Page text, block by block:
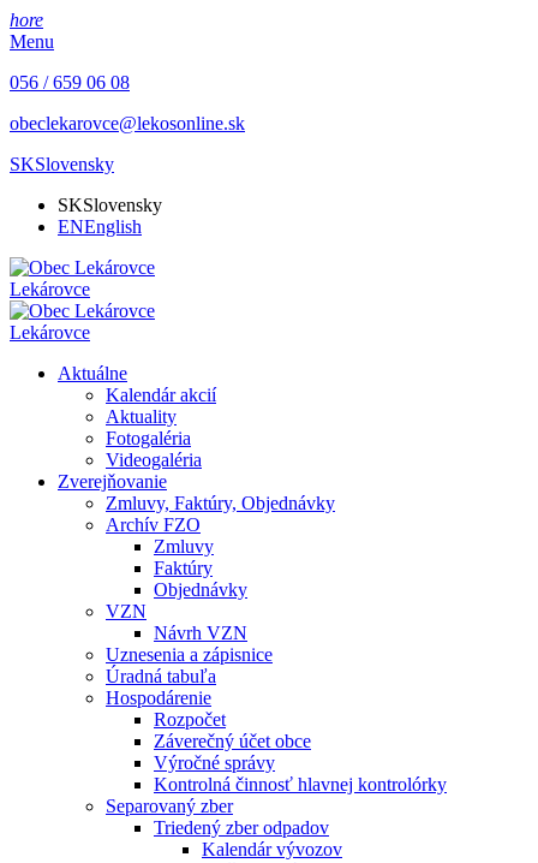
hore
Menu
056 / 659 06 08
obeclekarovce@lekosonline.sk
SKSlovensky
SKSlovensky
ENEnglish
Lekárovce
Lekárovce
Aktuálne
Kalendár akcií
Aktuality
Fotogaléria
Videogaléria
Zverejňovanie
Zmluvy, Faktúry, Objednávky
Archív FZO
Zmluvy
Faktúry
Objednávky
VZN
Návrh VZN
Uznesenia a zápisnice
Úradná tabuľa
Hospodárenie
Rozpočet
Záverečný účet obce
Výročné správy
Kontrolná činnosť hlavnej kontrolórky
Separovaný zber
Triedený zber odpadov
Kalendár vývozov